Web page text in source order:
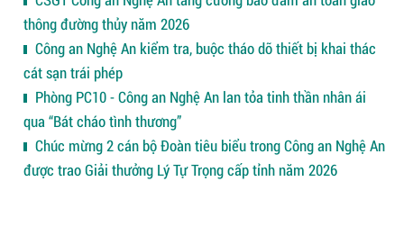
thông đường thủy năm 2026
Công an Nghệ An kiểm tra, buộc tháo dỡ thiết bị khai thác
cát sạn trái phép
Phòng PC10 - Công an Nghệ An lan tỏa tinh thần nhân ái
qua “Bát cháo tình thương”
Chúc mừng 2 cán bộ Đoàn tiêu biểu trong Công an Nghệ An
được trao Giải thưởng Lý Tự Trọng cấp tỉnh năm 2026